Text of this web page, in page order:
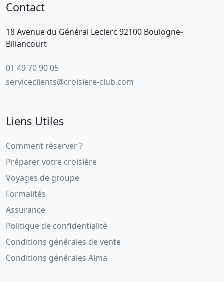
Contact
18 Avenue du Général Leclerc 92100 Boulogne-
Billancourt
01 49 70 90 05
serviceclients@croisiere-club.com
Liens Utiles
Comment réserver ?
Préparer votre croisière
Voyages de groupe
Formalités
Assurance
Politique de confidentialité
Conditions générales de vente
Conditions générales Alma